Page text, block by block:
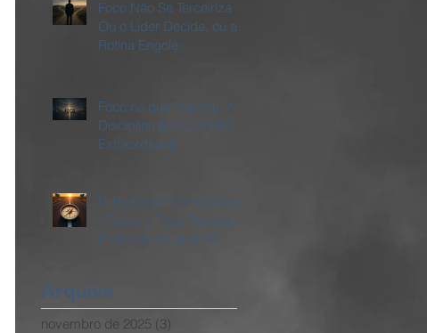
Foco Não Se Terceiriza -
Ou o Líder Decide, ou a
Rotina Engole
Foco no que Importa: A
Disciplina que Constrói o
Extraordinário
O Poder de Um Só Norte
Propósito e Caminho
Arquivo
novembro de 2025 (3)